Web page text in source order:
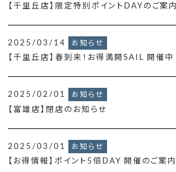
【千里丘店】限定特別ポイントDAYのご案内
2025/03/14 お知らせ
【千里丘店】春到来！お得満開SAIL 開催中
2025/02/01 お知らせ
【富雄店】閉店のお知らせ
2025/03/01 お知らせ
【お得情報】ポイント5倍DAY 開催のご案内